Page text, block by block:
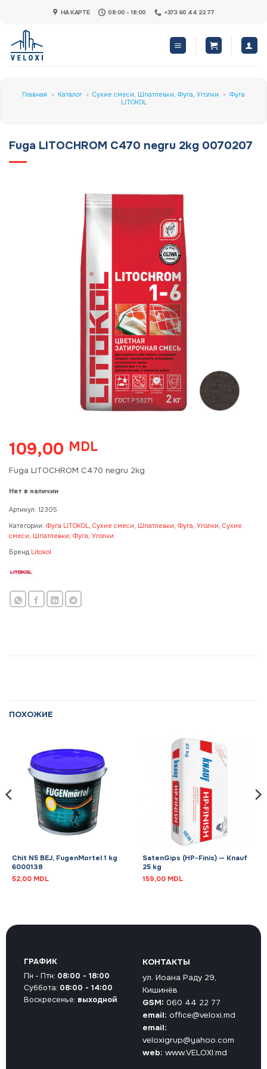
content
НА КАРТЕ 08:00 - 18:00 +373 60 44 22 77
Главная » Каталог » Сухие смеси, Шпатлевки, Фуга, Уголки » Фуга
LITOKOL
Fuga LITOCHROM C470 negru 2kg 0070207
109,00 MDL
Fuga LITOCHROM C470 negru 2kg
Нет в наличии
Артикул: 12305
Категории: Фуга LITOKOL, Сухие смеси, Шпатлевки, Фуга, Уголки, Сухие
смеси, Шпатлевки, Фуга, Уголки
Бренд Litokol
ПОХОЖИЕ
Chit N5 BEJ, FugenMortel 1 kg
6000138
52,00 MDL
SatenGips (HP-Finis) — Knauf
25 kg
159,00 MDL
КОНТАКТЫ
ул. Иоана Раду 29,
Кишинёв
GSM: 060 44 22 77
email: office@veloxi.md
email:
veloxigrup@yahoo.com
web: www.VELOXI.md
ГРАФИК
Пн - Птн: 08:00 - 18:00
Суббота: 08:00 - 14:00
Воскресенье: выходной